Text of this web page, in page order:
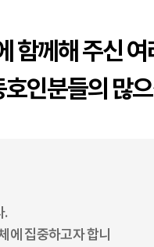
함께해 주신
인분들의 많
.
에 집중하고자 합니